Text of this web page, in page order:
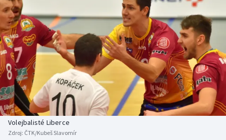
DALŠÍ SPORTY
Americký fotbal
Baseball a softbal
Basketbal
Biatlon
Boby a skeleton
NEPŘEHLÉDNĚTE
Soutěže
Historické návraty
Aplikace ČT sport
AZ kvíz
Volejbalisté Liberce
Zdroj: ČTK/Kubeš Slavomír